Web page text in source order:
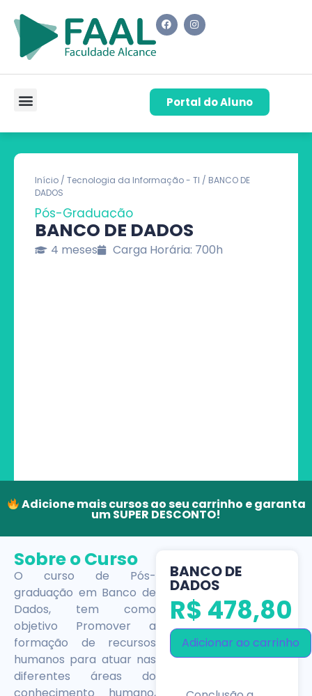
Portal do Aluno
Início / Tecnologia da Informação - TI / BANCO DE
DADOS
Pós-Graduação
BANCO DE DADOS
4 meses Carga Horária: 700h
Adicione mais cursos ao seu carrinho e garanta
um SUPER DESCONTO!
Sobre o Curso
O curso de Pós-
graduação em Banco de
Dados, tem como
objetivo Promover a
formação de recursos
humanos para atuar nas
diferentes áreas do
BANCO DE
DADOS
R$ 478,80
Adicionar ao carrinho